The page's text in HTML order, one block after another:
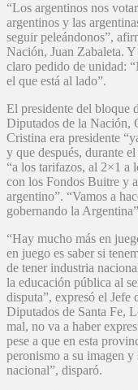
“Los argentinos nos
argentinos y las
seguir peleándonos”,
Nación, Juan Zabaleta.
claro pedido de unidad:
el que está al lado”.
El presidente del bloque
Diputados de la Nación,
Cristina era presidente
y que después, durante
“a los tarifazos, al 2×1 a
con los Fondos Buitre y
argentino”. “Vamos a
gobernando la
“Hay mucho más en
en juego es saber si
de tener industria
la educación pública al
disputa”, expresó el Jefe
Diputados de Santa Fe,
mal, no va a haber
pese a que en esta
peronismo a su imagen
nacional”, disparó.